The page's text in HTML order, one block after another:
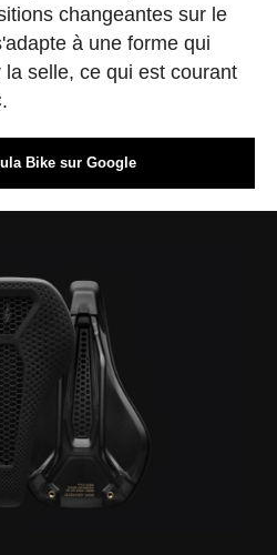
changeantes sur le
à une forme qui
selle, ce qui est courant
Bike sur Google